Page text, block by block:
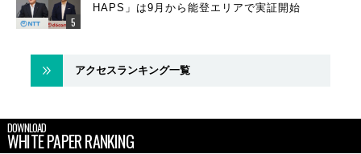
HAPS」は9月から能登エリアで実証開始
アクセスランキング一覧
DOWNLOAD
WHITE PAPER RANKING